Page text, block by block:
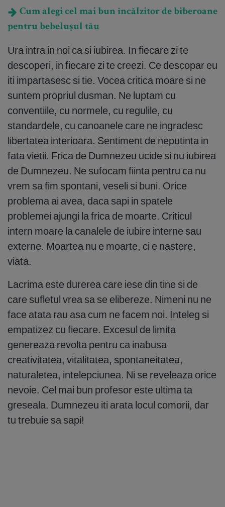
Cum alegi cel mai bun încălzitor de biberoane
pentru bebelușul tău
Ura intra in noi ca si iubirea. In fiecare zi te
descoperi, in fiecare zi te creezi. Ce descopar eu
iti impartasesc si tie. Vocea critica moare si ne
suntem propriul dusman. Ne luptam cu
conventiile, cu normele, cu regulile, cu
standardele, cu canoanele care ne ingradesc
libertatea interioara. Sentiment de neputinta in
fata vietii. Frica de Dumnezeu ucide si nu iubirea
de Dumnezeu. Ne sufocam fiinta pentru ca nu
vrem sa fim spontani, veseli si buni. Orice
problema ai avea, daca sapi in spatele
problemei ajungi la frica de moarte. Criticul
intern moare la canalele de iubire interne sau
externe. Moartea nu e moarte, ci e nastere,
viata.
Lacrima este durerea care iese din tine si de
care sufletul vrea sa se elibereze. Nimeni nu ne
face atata rau asa cum ne facem noi. Inteleg si
empatizez cu fiecare. Excesul de limita
genereaza revolta pentru ca inabusa
creativitatea, vitalitatea, spontaneitatea,
naturaletea, intelepciunea. Ni se reveleaza orice
nevoie. Cel mai bun profesor este ultima ta
greseala. Dumnezeu iti arata locul comorii, dar
tu trebuie sa sapi!